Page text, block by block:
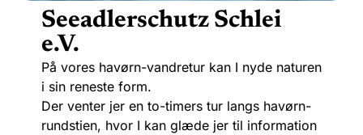
Seeadlerschutz Schlei
e.V.
På vores havørn-vandretur kan I nyde naturen
i sin reneste form.
Der venter jer en to-timers tur langs havørn-
rundstien, hvor I kan glæde jer til information